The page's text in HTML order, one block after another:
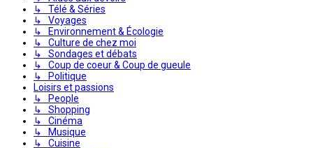
↳ Télé & Séries
↳ Voyages
↳ Environnement & Écologie
↳ Culture de chez moi
↳ Sondages et débats
↳ Coup de coeur & Coup de gueule
↳ Politique
Loisirs et passions
↳ People
↳ Shopping
↳ Cinéma
↳ Musique
↳ Cuisine